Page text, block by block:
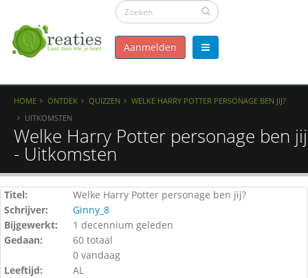
Aanmelden
HOME ONTDEK QUIZZEN
WELKE HARRY POTTER PERSONAGE BEN JIJ?
UITKOMSTEN
Welke Harry Potter personage ben
- Uitkomsten
Titel:
Welke Harry Potter personage ben jij?
Schrijver:
Ginny_8
Bijgewerkt:
1 decennium geleden
Gedaan:
60 totaal
0 vandaag
Leeftijd:
AL